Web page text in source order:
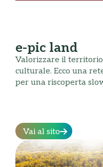
e-pic land
Valorizzare il
culturale. Ecco una
per una riscoperta
Vai al sito